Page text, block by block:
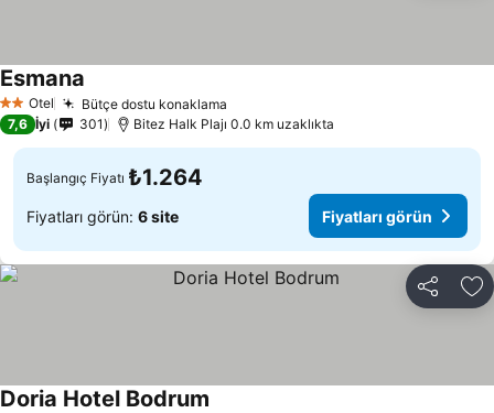
2 Yıldız
Otel Bütçe dostu konaklama
Esmana
7,6 İyi 301 Bitez Halk Plajı 0.0 km uzaklıkta
Başlangıç Fiyatı ₺1.264
Fiyatları görün: 6 site Fiyatları görün
Paylaş
Doria Hotel Bodrum